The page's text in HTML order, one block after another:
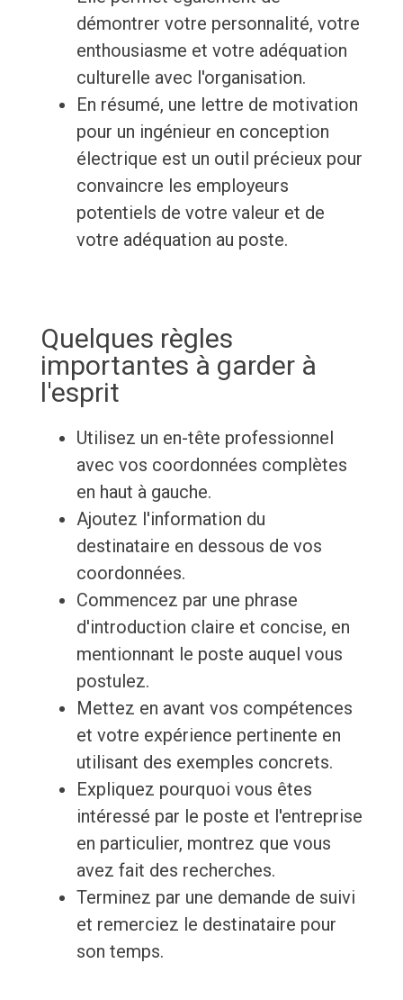
démontrer votre personnalité, votre
enthousiasme et votre adéquation
culturelle avec l'organisation.
En résumé, une lettre de motivation
pour un ingénieur en conception
électrique est un outil précieux pour
convaincre les employeurs
potentiels de votre valeur et de
votre adéquation au poste.
Quelques règles
importantes à garder à
l'esprit
Utilisez un en-tête professionnel
avec vos coordonnées complètes
en haut à gauche.
Ajoutez l'information du
destinataire en dessous de vos
coordonnées.
Commencez par une phrase
d'introduction claire et concise, en
mentionnant le poste auquel vous
postulez.
Mettez en avant vos compétences
et votre expérience pertinente en
utilisant des exemples concrets.
Expliquez pourquoi vous êtes
intéressé par le poste et l'entreprise
en particulier, montrez que vous
avez fait des recherches.
Terminez par une demande de suivi
et remerciez le destinataire pour
son temps.